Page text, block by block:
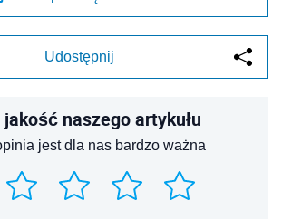
Udostępnij
naszego artykułu
jest dla nas bardzo ważna